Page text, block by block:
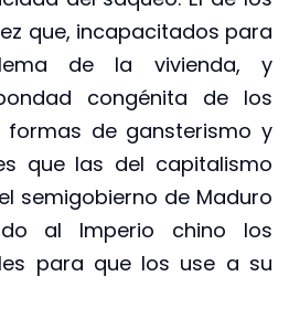
que, incapacitados para
de la vivienda, y
congénita de los
formas de gansterismo y
que las del capitalismo
semigobierno de Maduro
al Imperio chino los
para que los use a su